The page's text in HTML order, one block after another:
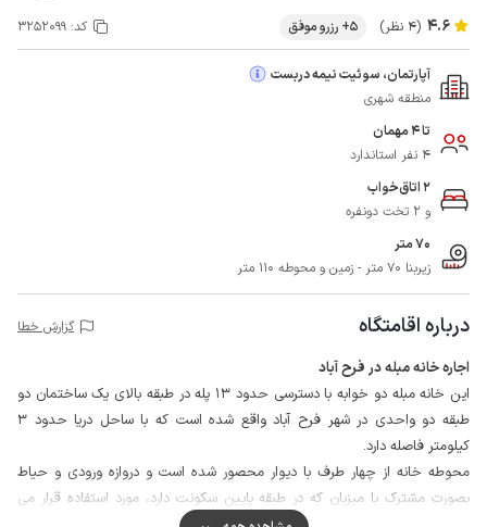
4.6 (4 نظر) 5+ رزرو موفق کد: 3252099
آپارتمان، سوئیت نیمه دربست
منطقه شهری
تا 4 مهمان
4 نفر استاندارد
2 اتاق‌خواب
و 2 تخت دونفره
70 متر
زیربنا 70 متر - زمین و محوطه 110 متر
درباره اقامتگاه گزارش خطا
اجاره خانه مبله در فرح آباد
این خانه مبله دو خوابه با دسترسی حدود 13 پله در طبقه بالای یک ساختمان دو
طبقه دو واحدی در شهر فرح آباد واقع شده است که با ساحل دریا حدود 3
کیلومتر فاصله دارد.
محوطه خانه از چهار طرف با دیوار محصور شده است و دروازه ورودی و حیاط
بصورت مشترک با میزبان که در طبقه پایین سکونت دارد، مورد استفاده قرار می